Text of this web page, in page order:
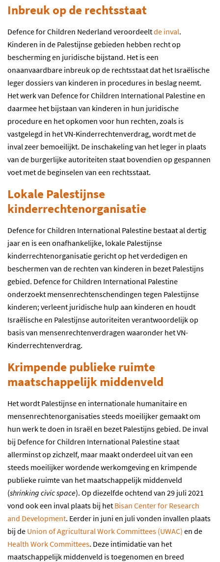
Inbreuk op de rechtsstaat
Defence for Children Nederland veroordeeltde inval.
Kinderen in de Palestijnse gebieden hebben recht op
bescherming en juridische bijstand. Het is een
onaanvaardbare inbreuk op de rechtsstaat dat het Israëlische
leger dossiers van kinderen in procedures in beslag neemt.
Het werk van Defence for Children International Palestine en
daarmee het bijstaan van kinderen in hun juridische
procedure en het opkomen voor hun rechten, zoals is
vastgelegd in het VN-Kinderrechtenverdrag, wordt met de
inval zeer bemoeilijkt. De inschakeling van het leger in plaats
van de burgerlijke autoriteiten staat bovendien op gespannen
voet met de beginselen van een rechtsstaat.
Lokale Palestijnse
kinderrechtenorganisatie
Defence for Children International Palestine bestaat al dertig
jaar en is een onafhankelijke, lokale Palestijnse
kinderrechtenorganisatie gericht op het verdedigen en
beschermen van de rechten van kinderen in bezet Palestijns
gebied. Defence for Children International Palestine
onderzoekt mensenrechtenschendingen tegen Palestijnse
kinderen; verleent juridische hulp aan kinderen en houdt
Israëlische en Palestijnse autoriteiten verantwoordelijk op
basis van mensenrechtenverdragen waaronder het VN-
Kinderrechtenverdrag.
Krimpende publieke ruimte
maatschappelijk middenveld
Het wordt Palestijnse en internationale humanitaire en
mensenrechtenorganisaties steeds moeilijker gemaakt om
hun werk te doen in Israël en bezet Palestijns gebied. De inval
bij Defence for Children International Palestine staat
allerminst op zichzelf, maar maakt onderdeel uit van een
steeds moeilijker wordende werkomgeving en krimpende
publieke ruimte van het maatschappelijk middenveld
(shrinking civic space). Op diezelfde ochtend van 29 juli 2021
vond ook een inval plaats bij het Bisan Center for Research
and Development. Eerder in juni en juli vonden invallen plaats
bij de Union of Agricultural Work Committees (UWAC) en de
Health Work Committees. Deze intimidatie van het
maatschappelijk middenveld is toegenomen en breed